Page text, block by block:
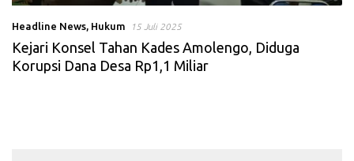
Headline News, Hukum 15 Juli 2025
Kejari Konsel Tahan Kades Amolengo, Diduga
Korupsi Dana Desa Rp1,1 Miliar